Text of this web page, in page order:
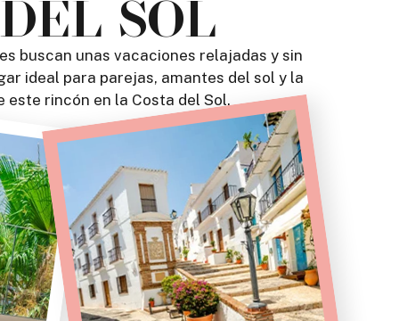
SOL
buscan unas vacaciones relajadas y sin
ideal para parejas, amantes del sol y la
rincón en la Costa del Sol.